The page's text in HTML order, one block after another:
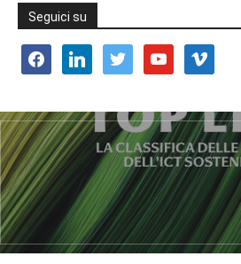
Seguici su
facebooklinkedin twitter youtube vimeo